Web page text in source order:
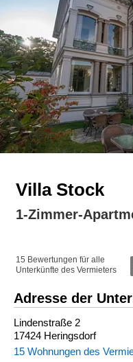
Villa Stock
1-Zimmer-
15 Bewertungen für alle
Unterkünfte des Vermieters
Adresse der
Lindenstraße 2
17424 Heringsdorf
15 Wohnungen des